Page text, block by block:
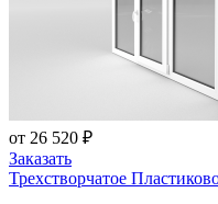
от 26 520 ₽
Заказать
Трехстворчатое